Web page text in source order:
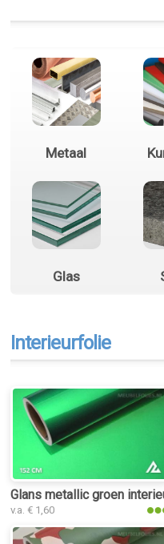
Metaal
Glas
Interieurfolie
Glans metallic groen
v.a. € 1,60